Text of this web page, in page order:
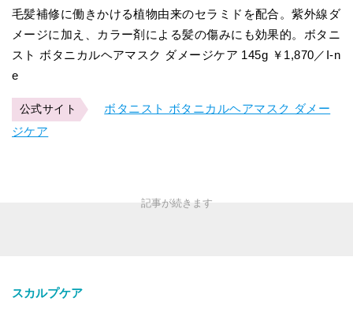
毛髪補修に働きかける植物由来のセラミドを配合。紫外線ダ
メージに加え、カラー剤による髪の傷みにも効果的。ボタニ
スト ボタニカルヘアマスク ダメージケア 145g ￥1,870／I-n
e
公式サイト
ボタニスト ボタニカルヘアマスク ダメー
ジケア
スカルプケア